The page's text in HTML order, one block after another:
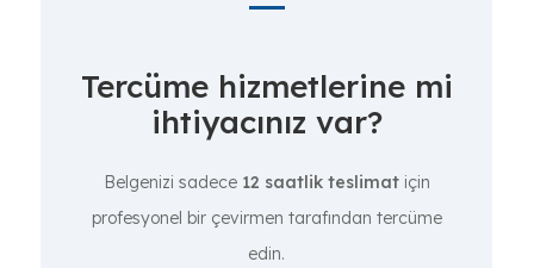
Tercüme hizmetlerine mi
ihtiyacınız var?
Belgenizi sadece 12 saatlik teslimatiçin
profesyonel bir çevirmen tarafından tercüme
edin.